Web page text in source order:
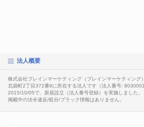
法人概要
株式会社ブレインマーケティング（ブレインマーケティング
北袋町2丁目372番9に所在する法人です（法人番号:
2015/10/05で、新規設立（法人番号登録）を実施しました。
掲載中の法令違反/処分/ブラック情報はありません。